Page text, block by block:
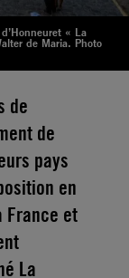
« La
de Maria. Photo
de
de
pays
en
France et
La